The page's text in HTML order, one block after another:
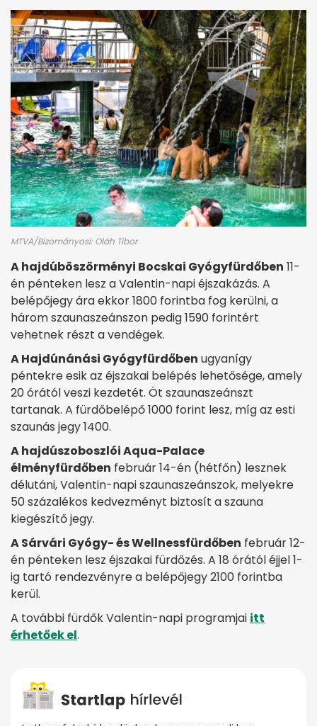
MTVA/Bizományosi: Oláh Tibor
A hajdúböszörményi Bocskai Gyógyfürdőben 11-
én pénteken lesz a Valentin-napi éjszakázás. A
belépőjegy ára ekkor 1800 forintba fog kerülni, a
három szaunaszeánszon pedig 1590 forintért
vehetnek részt a vendégek.
A Hajdúnánási Gyógyfürdőben ugyanígy
péntekre esik az éjszakai belépés lehetősége, amely
20 órától veszi kezdetét. Öt szaunaszeánszt
tartanak. A fürdőbelépő 1000 forint lesz, míg az esti
szaunás jegy 1400.
A hajdúszoboszlói Aqua-Palace
élményfürdőben február 14-én (hétfőn) lesznek
délutáni, Valentin-napi szaunaszeánszok, melyekre
50 százalékos kedvezményt biztosít a szauna
kiegészítő jegy.
A Sárvári Gyógy- és Wellnessfürdőben február 12-
én pénteken lesz éjszakai fürdőzés. A 18 órától éjjel 1-
ig tartó rendezvényre a belépőjegy 2100 forintba
kerül.
A további fürdők Valentin-napi programjai itt
érhetőek el.